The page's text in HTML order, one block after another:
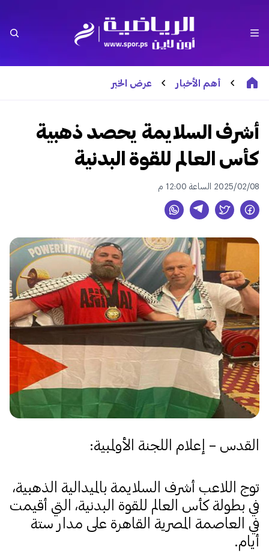
أهم الأخبار عرض الخبر
أشرف السلايمة يحصد ذهبية
كأس العالم للقوة البدنية
2025/02/08 الساعة 12:00 م
القدس – إعلام اللجنة الأولمبية:
توج اللاعب أشرف السلايمة بالميدالية الذهبية،
في بطولة كأس العالم للقوة البدنية، التي أقيمت
في العاصمة المصرية القاهرة على مدار ستة
أيام.